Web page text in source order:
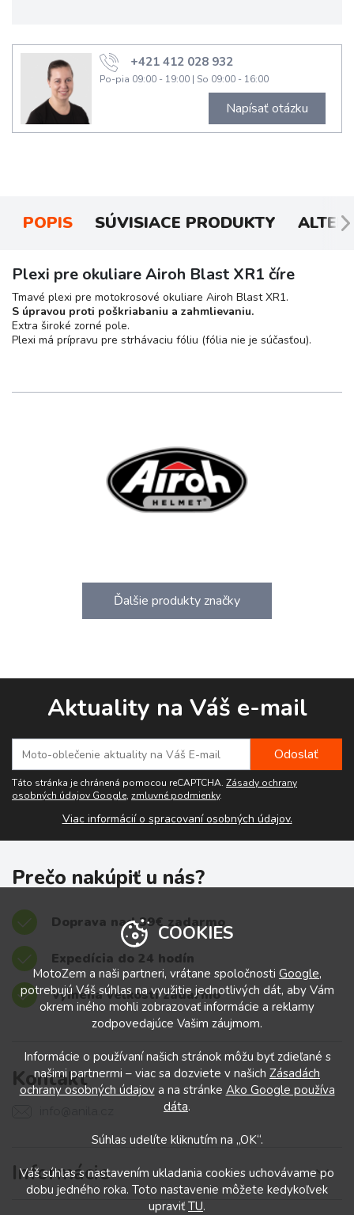
+421 412 028 932
Po-pia 09:00 - 19:00 | So 09:00 - 16:00
Napísať otázku
POPIS SÚVISIACE PRODUKTY
Plexi pre okuliare Airoh Blast XR1 číre
Tmavé plexi pre motokrosové okuliare Airoh Blast XR1.
S úpravou proti poškriabaniu a zahmlievaniu.
Extra široké zorné pole.
Plexi má prípravu pre strhávaciu fóliu (fólia nie je súčasťou).
Ďalšie produkty značky
Aktuality na Váš e-mail
Táto stránka je chránená pomocou reCAPTCHA. Zásady ochrany
osobných údajov Google, zmluvné podmienky.
Viac informácií o spracovaní osobných údajov.
Prečo nakúpiť u nás?
Doprava nad 39€ zadarmo
Expedícia do 24 hodín
Výmena veľkostí zadarmo
Informácie
Kontakt
COOKIES
MotoZem a naši partneri, vrátane spoločnosti Google,
potrebujú Váš súhlas na využitie jednotlivých dát, aby Vám
okrem iného mohli zobrazovať informácie a reklamy
zodpovedajúce Vašim záujmom.
Informácie o používaní našich stránok môžu byť zdieľané s
našimi partnermi – viac sa dozviete v našich Zásadách
ochrany osobných údajova na stránke Ako Google používa
dáta.
Súhlas udelíte kliknutím na „OK“.
Váš súhlas s nastavením ukladania cookies uchovávame po
dobu jedného roka. Toto nastavenie môžete kedykoľvek
upraviťTU.